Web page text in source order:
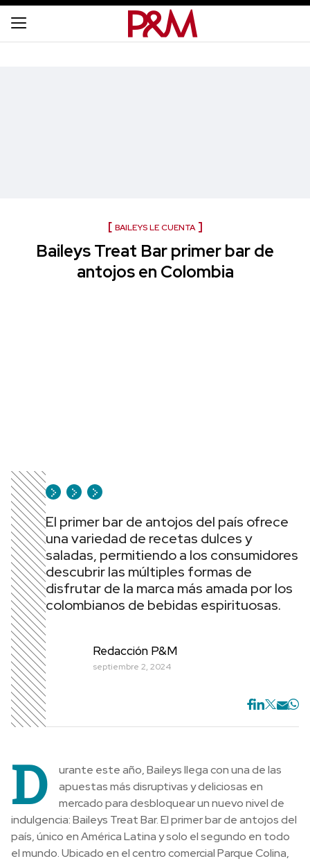
BAILEYS LE CUENTA
Baileys Treat Bar primer bar de
antojos en Colombia
El primer bar de antojos del país ofrece
una variedad de recetas dulces y
saladas, permitiendo a los consumidores
descubrir las múltiples formas de
disfrutar de la marca más amada por los
colombianos de bebidas espirituosas.
Redacción P&M
septiembre 2, 2024
D
urante este año, Baileys llega con una de las
apuestas más disruptivas y deliciosas en
mercado para desbloquear un nuevo nivel de
indulgencia: Baileys Treat Bar. El primer bar de antojos del
país, único en América Latina y solo el segundo en todo
el mundo. Ubicado en el centro comercial Parque Colina,